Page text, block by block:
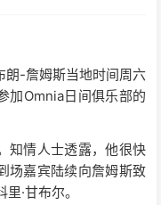
朗-詹姆斯当地时间周六
加Omnia日间俱乐部的
知情人士透露，他很快
场嘉宾陆续向詹姆斯致
·甘布尔。